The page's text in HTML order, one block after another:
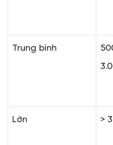
Trung bình
Lớn >